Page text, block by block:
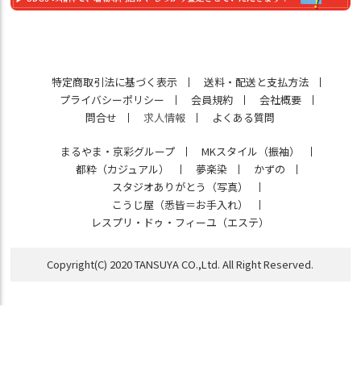
特定商取引法に基づく表示
送料・配送と支払方法
プライバシーポリシー
会員規約
会社概要
問合せ
求人情報 よくある質問
まるやま・京彩グループ
MKスタイル（振袖）
都粋（カジュアル）
夢楽染
かずの
スタジオありがとう（写真）
こうじ屋（悉皆＝お手入れ）
レスプリ・ドゥ・フィーユ（エステ）
Copyright(C) 2020 TANSUYA CO.,Ltd. All Right Reserved.